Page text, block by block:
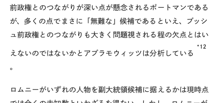
前政権とのつながりが深い点が懸念されるポートマンである
が、多くの点でまさに「無難な」候補であるといえ、ブッシ
ュ前政権とのつながりも大きく問題視される程の欠点とはい
えないのではないかとアブラモウィッツは分析している
*12
。
ロムニーがいずれの人物を副大統領候補に据えるかは現時点